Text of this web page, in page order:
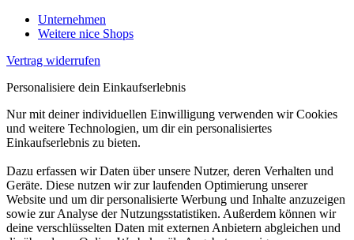
Unternehmen
Weitere nice Shops
Vertrag widerrufen
Personalisiere dein Einkaufserlebnis
Nur mit deiner individuellen Einwilligung verwenden wir Cookies
und weitere Technologien, um dir ein personalisiertes
Einkaufserlebnis zu bieten.
Dazu erfassen wir Daten über unsere Nutzer, deren Verhalten und
Geräte. Diese nutzen wir zur laufenden Optimierung unserer
Website und um dir personalisierte Werbung und Inhalte anzuzeigen
sowie zur Analyse der Nutzungsstatistiken. Außerdem können wir
deine verschlüsselten Daten mit externen Anbietern abgleichen und